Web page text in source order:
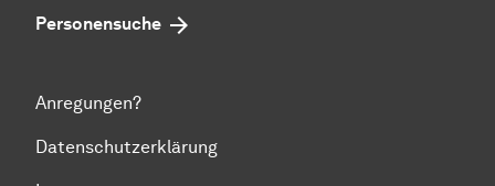
Personensuche
Anregungen?
Datenschutzerklärung